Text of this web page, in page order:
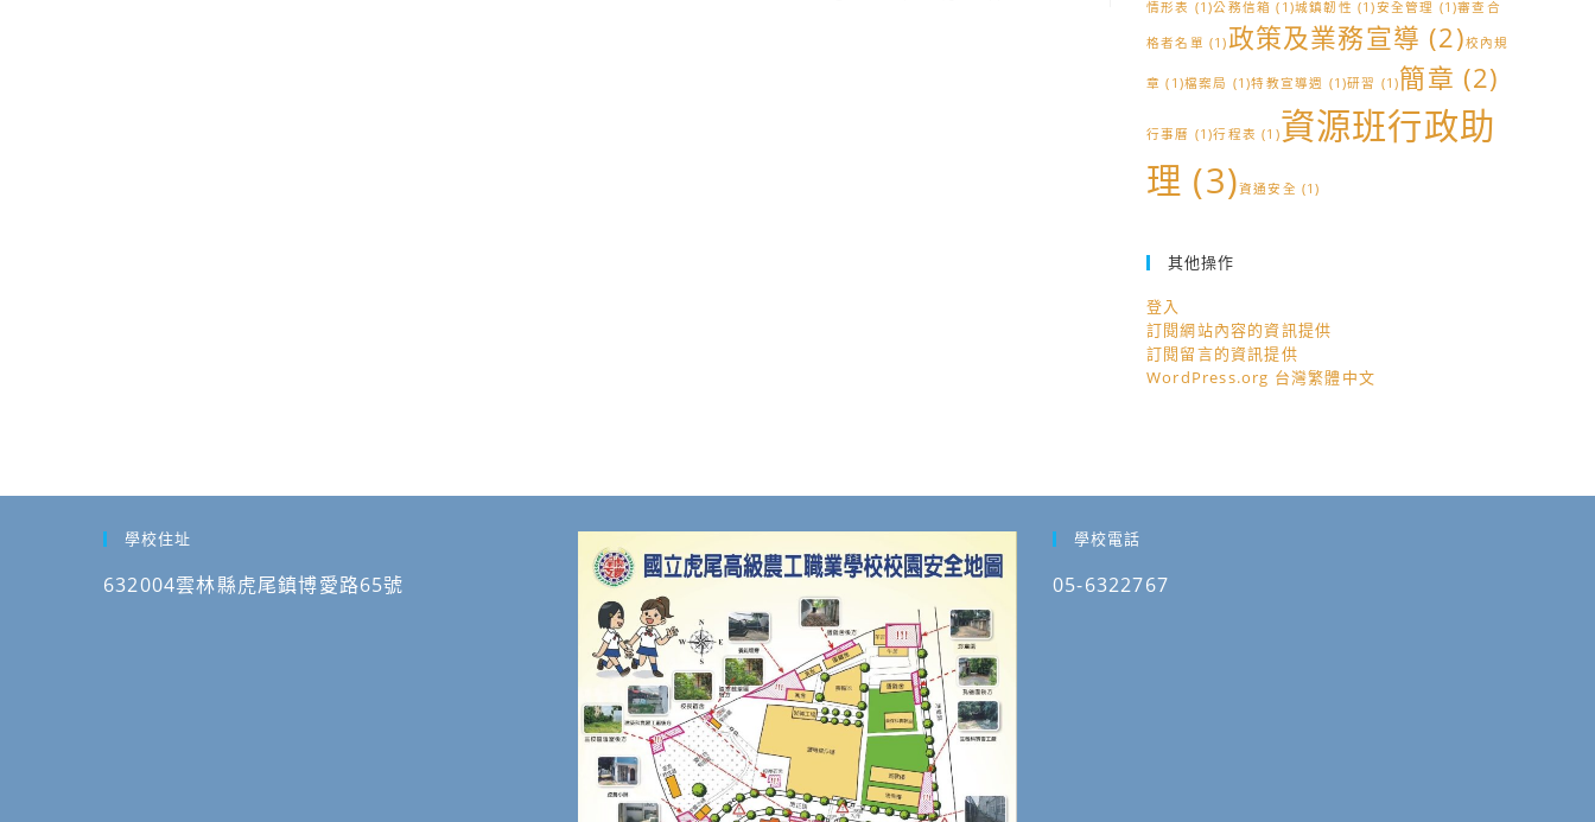
情形表 (1)公務信箱 (1)城鎮韌性 (1)安全管理 (1)審查合
格者名單 (1)政策及業務宣導 (2)校內規
章 (1)檔案局 (1)特教宣導週 (1)研習 (1)簡章 (2)
行事曆 (1)行程表 (1)資源班行政助
理 (3)資通安全 (1)
其他操作
登入
訂閱網站內容的資訊提供
訂閱留言的資訊提供
WordPress.org 台灣繁體中文
學校住址
632004雲林縣虎尾鎮博愛路65號
學校電話
05-6322767